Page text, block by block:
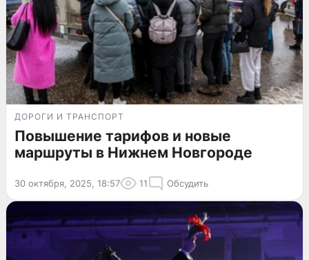
ДОРОГИ И ТРАНСПОРТ
Повышение тарифов и новые
маршруты в Нижнем Новгороде
30 октября, 2025, 18:57 11 Обсудить